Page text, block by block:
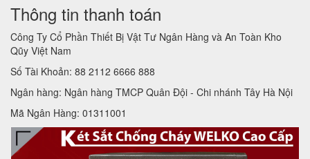
Thông tin thanh toán
Công Ty Cổ Phần Thiết Bị Vật Tư Ngân Hàng và An Toàn Kho
Qũy Việt Nam
Số Tài Khoản: 88 2112 6666 888
Ngân hàng: Ngân hàng TMCP Quân Đội - Chi nhánh Tây Hà Nội
Mã Ngân Hàng: 01311001